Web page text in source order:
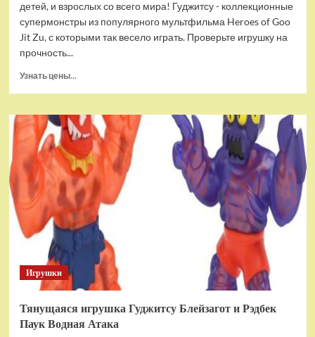
детей, и взрослых со всего мира! Гуджитсу - коллекционные
супермонстры из популярного мультфильма Heroes of Goo
Jit Zu, с которыми так весело играть. Проверьте игрушку на
прочность...
Узнать цены...
Набор
тянущихся
фигурок
Гуджитсу
Тайгор
и
Вайпер
Игрушки
Тянущаяся игрушка Гуджитсу Блейзагот и Рэдбек
Паук Водная Атака